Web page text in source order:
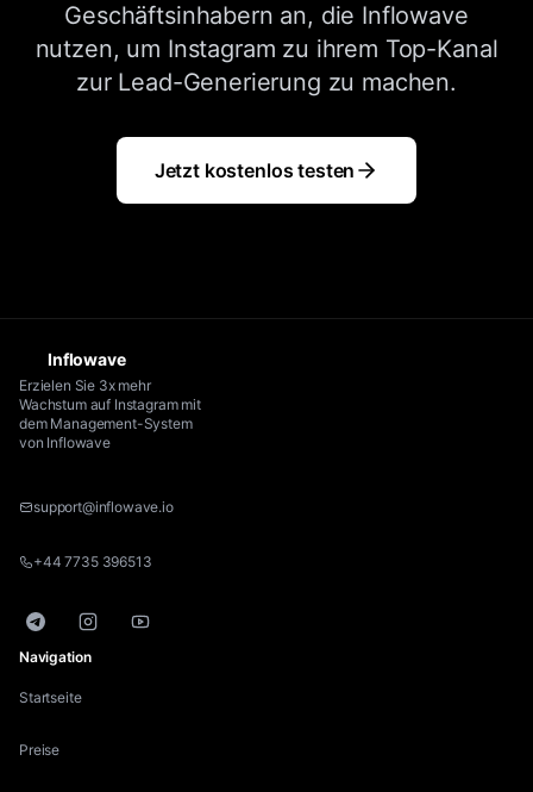
Geschäftsinhabern an, die Inflowave
nutzen, um Instagram zu ihrem Top-Kanal
zur Lead-Generierung zu machen.
Jetzt kostenlos testen
Inflowave
Erzielen Sie 3x mehr
Wachstum auf Instagram mit
dem Management-System
von Inflowave
support@inflowave.io
+44 7735 396513
TelegramInstagramYouTube
Navigation
Startseite
Preise